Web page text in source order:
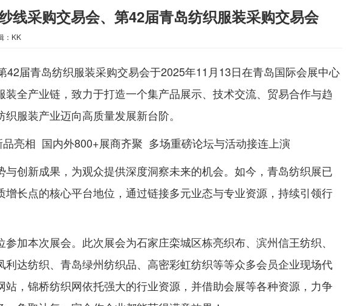
线采购交易会、第42届青岛纺织服装采购交易会
：KK
42届青岛纺织服装采购交易会于2025年11月13日在青岛国际会展中心
全产业链，致力于打造一个集产品展示、技术交流、贸易合作与趋
服装产业迈向高质量发展新台阶。
亮相 国内外800+展商齐聚 多场重磅论坛与活动接连上演
创新成果，为观众提供深度洞察未来的机会。如今，青岛纺织展已
长点的核心平台地位，通过链接多元业态与专业资源，持续引领行
加本次展会。此次展会为石家庄栾城区栋亮织布、滨州信王纺织、
达纺织、青岛绿州纺织品、高密彩虹纺织等等众多会员企业现场代
，锦桥纺织网依托强大的行业资源，并借助会展等各种资源，力争